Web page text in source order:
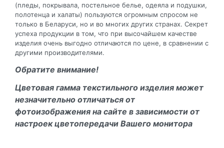
(пледы, покрывала, постельное белье, одеяла и подушки,
полотенца и халаты) пользуются огромным спросом не
только в Беларуси, но и во многих других странах. Секрет
успеха продукции в том, что при высочайшем качестве
изделия очень выгодно отличаются по цене, в сравнении с
другими производителями.
Обратите внимание!
Цветовая гамма текстильного изделия может
незначительно отличаться от
фотоизображения на сайте в зависимости от
настроек цветопередачи Вашего монитора